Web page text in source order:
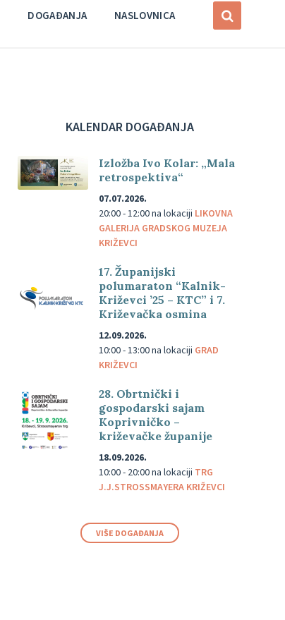
DOGAĐANJA NASLOVNICA
KALENDAR DOGAĐANJA
Izložba Ivo Kolar: „Mala
retrospektiva“
07.07.2026.
20:00 - 12:00na lokaciji LIKOVNA
GALERIJA GRADSKOG MUZEJA
KRIŽEVCI
17. Županijski
polumaraton “Kalnik-
Križevci ’25 – KTC” i 7.
Križevačka osmina
12.09.2026.
10:00 - 13:00na lokaciji GRAD
KRIŽEVCI
28. Obrtnički i
gospodarski sajam
Koprivničko –
križevačke županije
18.09.2026.
10:00 - 20:00na lokaciji TRG
J.J.STROSSMAYERA KRIŽEVCI
VIŠE DOGAĐANJA